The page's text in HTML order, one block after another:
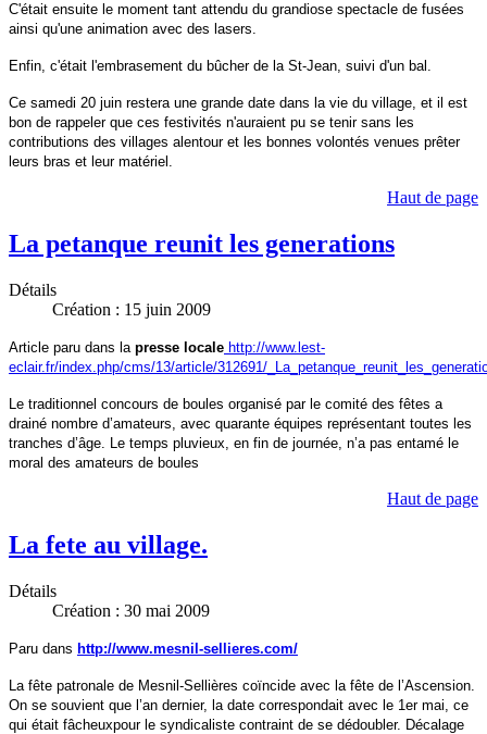
C'était ensuite le moment tant attendu du grandiose spectacle de fusées
ainsi qu'une animation avec des lasers.
Enfin, c'était l'embrasement du bûcher de la St-Jean, suivi d'un bal.
Ce samedi 20 juin restera une grande date dans la vie du village, et il est
bon de rappeler que ces festivités n'auraient pu se tenir sans les
contributions des villages alentour et les bonnes volontés venues prêter
leurs bras et leur matériel.
Haut de page
La petanque reunit les generations
Détails
Création : 15 juin 2009
Article paru dans la presse locale http://www.lest-
eclair.fr/index.php/cms/13/article/312691/
Le traditionnel concours de boules organisé par le comité des fêtes a
drainé nombre d’amateurs, avec quarante équipes représentant toutes les
tranches d’âge. Le temps pluvieux, en fin de journée, n’a pas entamé le
moral des amateurs de boules
Haut de page
La fete au village.
Détails
Création : 30 mai 2009
Paru dans http://www.mesnil-sellieres.com/
La fête patronale de Mesnil-Sellières coïncide avec la fête de l’Ascension.
On se souvient que l’an dernier, la date correspondait avec le 1er mai, ce
qui était fâcheuxpour le syndicaliste contraint de se dédoubler. Décalage